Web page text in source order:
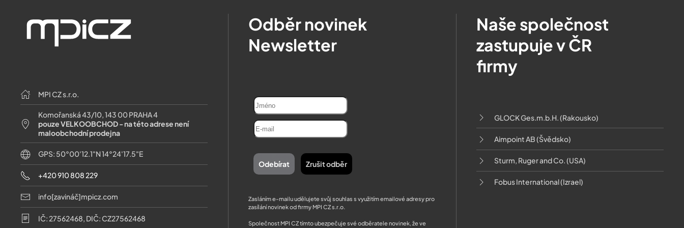
MPI CZ s.r.o.
Komořanská 43/10, 143 00 PRAHA 4
pouze VELKOOBCHOD - na této adrese není
maloobchodní prodejna
GPS: 50°00'12.1"N 14°24'17.5"E
+420 910 808 229
info[zavináč]mpicz.com
IČ: 27562468, DIČ: CZ27562468
Odběr novinek
Newsletter
Zasláním e-mailu udělujete svůj souhlas s využitím emailové adresy pro
zasílání novinek od firmy MPI CZ s.r.o.
Společnost MPI CZ tímto ubezpečuje své odběratele novinek, že ve
Naše společnost
zastupuje v ČR
firmy
GLOCK Ges.m.b.H. (Rakousko)
Aimpoint AB (Švědsko)
Sturm, Ruger and Co. (USA)
Fobus International (Izrael)